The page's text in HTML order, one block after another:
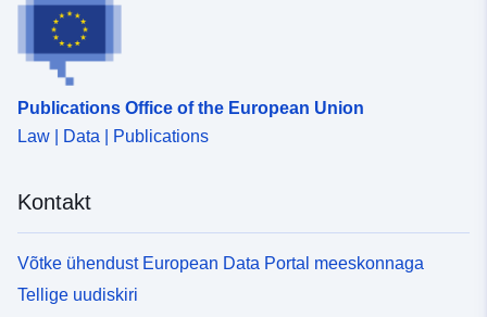
Publications Office of the European Union
Law | Data | Publications
Kontakt
Võtke ühendust European Data Portal meeskonnaga
Tellige uudiskiri